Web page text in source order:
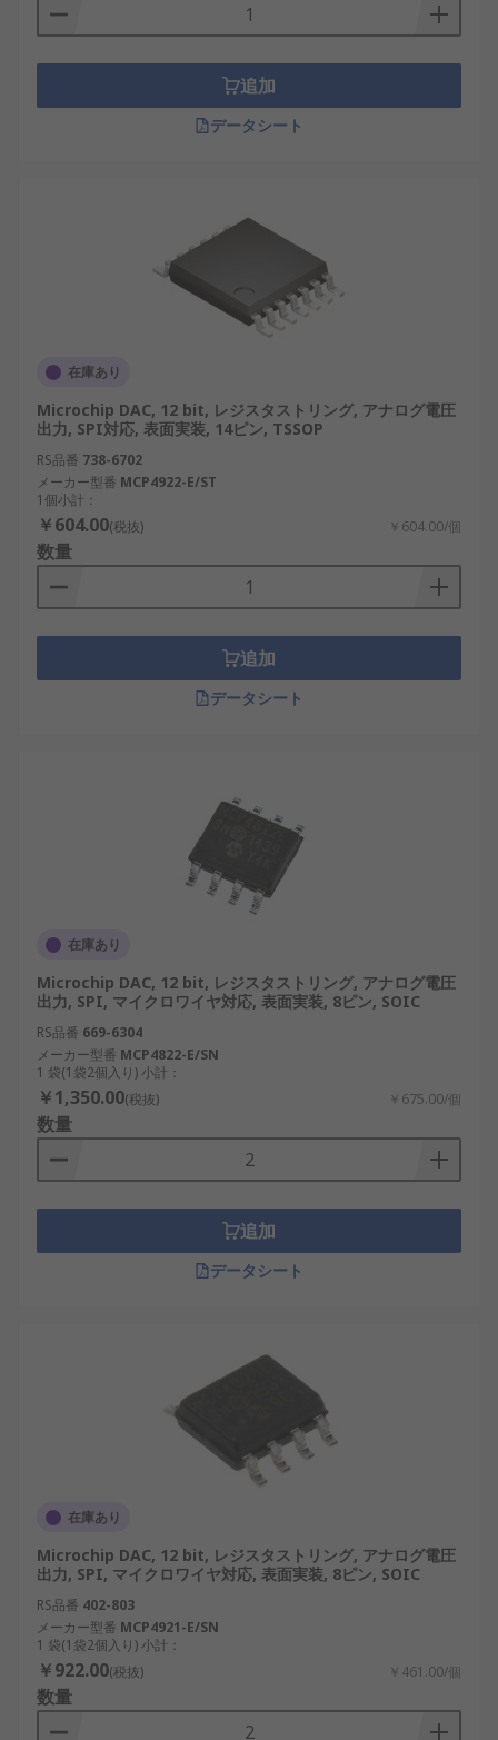
的な選択肢となっています。
DACの利点
DAC には、電子システムに欠かせないいくつかの利
ジタル信号がアナログ出力として正確に表現
されます。これは、高解像度オーディオ シス
テムなどのアプリケーションにとって重要で
：DAC は、産業用制御から民生用電子
機器まで、幅広いアプリケーションに対応で
コンパクトな統合：ドングル DAC などの小型
DAC 設計により、ポータブル デバイスへの統
合が容易になります。これは、日本のコンパ
クトで効率的なテクノロジー市場で特に顕著
な傾向です。
DACの選択方法
適切な DAC の選択は、アプリケーションの特定の
要件によって異なります。次の要素を考慮してくだ
要になる場合があります。
：通信などの高周波信号を使用するアプ
リケーションでは、高速 DAC が不可欠です。
インターフェイスの互換性：USB DAC または
その他のインターフェイスは、シームレスな
統合のためにシステムの設計要件に一致する
必要があります。
消費電力：ポータブル アプリケーションで
は、バッテリー
力 DAC が役立つことがよくあります。
環境条件：産業用または屋外での使用では、
信頼性を確保するために、広い温度範囲で定
格が設定されている DAC を選択してくださ
い。
DAC は、日常的な消費者向けデバイスから複雑な産
オーディオ システム
：DAC は、デジタル オー
ディオ信号をアナログ出力に変換し、スピー
ヘッドフォン
で高忠実度のサウンド再
生を可能にします。
ンサ・制御機器
あり、精度と効率を確保します。
て、画像システムや輸液ポンプなどの診断機
器のアナログ コンポーネントを駆動します。
自動車システム
：日本の先進的な自動車業界
では、DAC はナビゲーションシステム、ダッ
シュボード ディスプレイ、アクティブ ノイズ
追加
データシート
在庫あり
Microchip DAC, 12 bit, レジスタストリング, アナログ電圧
出力, SPI対応, 表面実装, 14ピン, TSSOP
RS品番 738-6702
メーカー型番 MCP4922-E/ST
1個小計：
￥604.00(税抜) ￥604.00/個
数量
追加
データシート
在庫あり
Microchip DAC, 12 bit, レジスタストリング, アナログ電圧
出力, SPI, マイクロワイヤ対応, 表面実装, 8ピン, SOIC
RS品番 669-6304
メーカー型番 MCP4822-E/SN
1 袋(1袋2個入り) 小計：
￥1,350.00(税抜) ￥675.00/個
数量
追加
データシート
在庫あり
Microchip DAC, 12 bit, レジスタストリング, アナログ電圧
出力, SPI, マイクロワイヤ対応, 表面実装, 8ピン, SOIC
RS品番 402-803
メーカー型番 MCP4921-E/SN
1 袋(1袋2個入り) 小計：
￥922.00(税抜) ￥461.00/個
数量